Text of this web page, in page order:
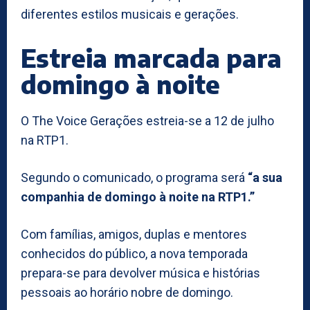
diferentes estilos musicais e gerações.
Estreia marcada para
domingo à noite
O The Voice Gerações estreia-se a 12 de julho
na RTP1.
Segundo o comunicado, o programa será “a sua
companhia de domingo à noite na RTP1.”
Com famílias, amigos, duplas e mentores
conhecidos do público, a nova temporada
prepara-se para devolver música e histórias
pessoais ao horário nobre de domingo.